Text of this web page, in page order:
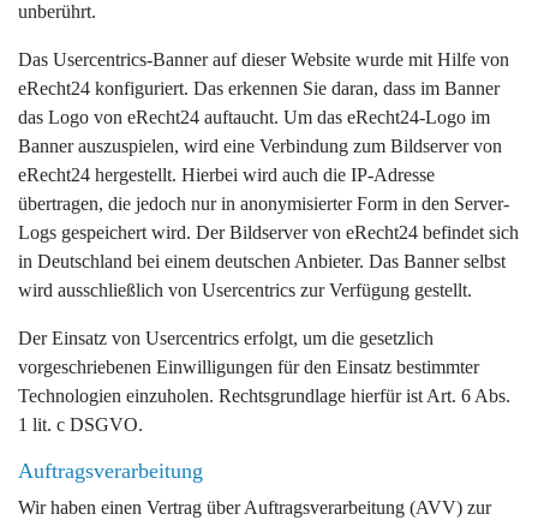
unberührt.
Das Usercentrics-Banner auf dieser Website wurde mit Hilfe von
eRecht24 konfiguriert. Das erkennen Sie daran, dass im Banner
das Logo von eRecht24 auftaucht. Um das eRecht24-Logo im
Banner auszuspielen, wird eine Verbindung zum Bildserver von
eRecht24 hergestellt. Hierbei wird auch die IP-Adresse
übertragen, die jedoch nur in anonymisierter Form in den Server-
Logs gespeichert wird. Der Bildserver von eRecht24 befindet sich
in Deutschland bei einem deutschen Anbieter. Das Banner selbst
wird ausschließlich von Usercentrics zur Verfügung gestellt.
Der Einsatz von Usercentrics erfolgt, um die gesetzlich
vorgeschriebenen Einwilligungen für den Einsatz bestimmter
Technologien einzuholen. Rechtsgrundlage hierfür ist Art. 6 Abs.
1 lit. c DSGVO.
Auftragsverarbeitung
Wir haben einen Vertrag über Auftragsverarbeitung (AVV) zur